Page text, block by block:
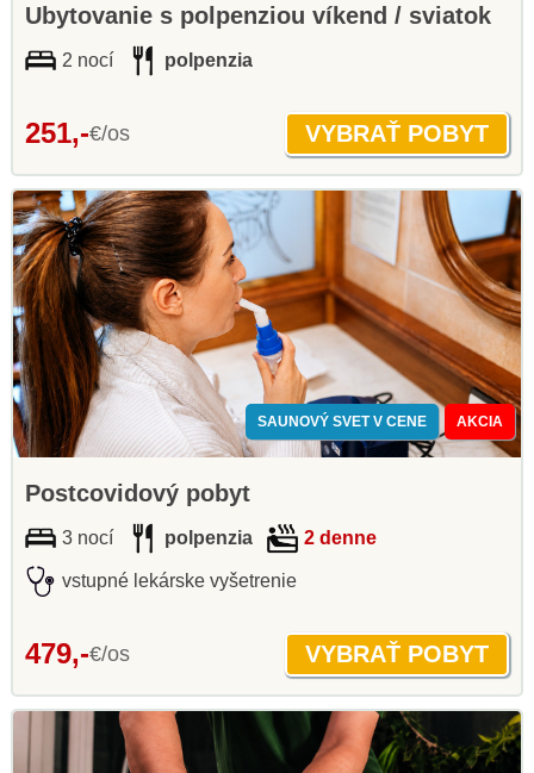
Ubytovanie s polpenziou víkend / sviatok
2 nocí polpenzia
251,-€/os
SAUNOVÝ SVET V CENE AKCIA
Postcovidový pobyt
3 nocí polpenzia 2 denne
vstupné lekárske vyšetrenie
479,-€/os